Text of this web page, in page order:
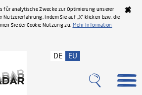
für analytische Zwecke zur Optimierung unserer
Nutzererfahrung. Indem Sie auf „X“ klicken bzw. die
Sie der Cookie Nutzung zu. Mehr Information
DE EU